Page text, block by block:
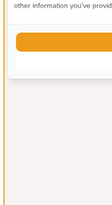
other information you've